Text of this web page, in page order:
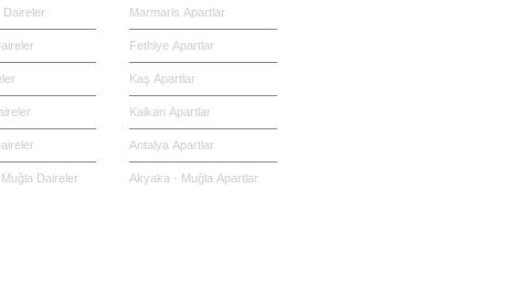
Daireler
Daireler
Marmaris Apartlar
Fethiye Apartlar
Kaş Apartlar
Kalkan Apartlar
Antalya Apartlar
Akyaka - Muğla Apartlar